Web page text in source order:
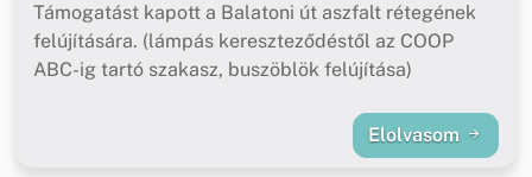
Támogatást kapott a Balatoni út aszfalt rétegének
felújítására. (lámpás kereszteződéstől az COOP
ABC-ig tartó szakasz, buszöblök felújítása)
Elolvasom